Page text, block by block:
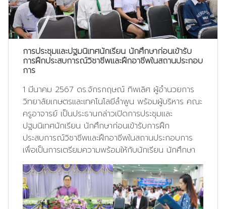
การประชุมและปฐมนิเทศนักเรียน นักศึกษาก่อนเข้ารับ
การฝึกประสบการณ์วิชาชีพและฝึกอาชีพในสถานประกอบ
การ
1 มีนาคม 2567 ดร.จักรกฤษณ์ ทิพเลิศ ผู้อำนวยการ
วิทยาลัยเกษตรและเทคโนโลยีลำพูน พร้อมผู้บริหาร คณะ
ครูอาจารย์ เป็นประธานกล่าวเปิดการประชุมและ
ปฐมนิเทศนักเรียน นักศึกษาก่อนเข้ารับการฝึก
ประสบการณ์วิชาชีพและฝึกอาชีพในสถานประกอบการ
เพื่อเป็นการเตรียมความพร้อมให้กับนักเรียน นักศึกษา